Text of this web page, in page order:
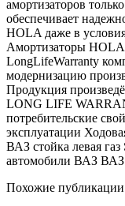
амортизаторов
обеспечивает
HOLA даже в
Амортизаторы HOLA
LongLifeWarranty
модернизацию
Продукция
LONG LIFE
потребительские
эксплуатации
ВАЗ стойка левая
автомобили ВАЗ
Похожие